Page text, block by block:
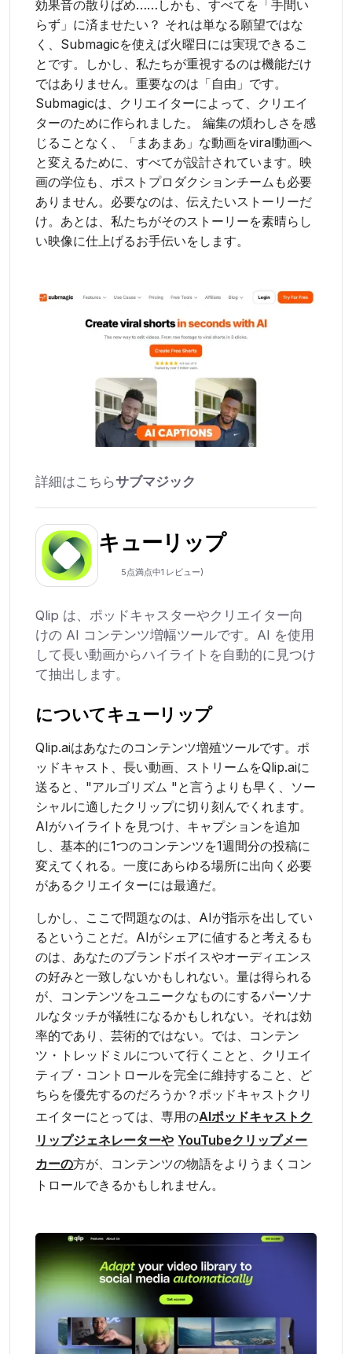
効果音の散りばめ……しかも、すべてを「手間い
らず」に済ませたい？ それは単なる願望ではな
く、Submagicを使えば火曜日には実現できるこ
とです。しかし、私たちが重視するのは機能だけ
ではありません。重要なのは「自由」です。
Submagicは、クリエイターによって、クリエイ
ターのために作られました。 編集の煩わしさを感
じることなく、「まあまあ」な動画をviral動画へ
と変えるために、すべてが設計されています。映
画の学位も、ポストプロダクションチームも必要
ありません。必要なのは、伝えたいストーリーだ
け。あとは、私たちがそのストーリーを素晴らし
い映像に仕上げるお手伝いをします。
詳細はこちらサブマジック
キューリップ
5点満点中1 レビュー)
Qlip は、ポッドキャスターやクリエイター向
けの AI コンテンツ増幅ツールです。AI を使用
して長い動画からハイライトを自動的に見つけ
て抽出します。
についてキューリップ
Qlip.aiはあなたのコンテンツ増殖ツールです。ポ
ッドキャスト、長い動画、ストリームをQlip.aiに
送ると、"アルゴリズム "と言うよりも早く、ソー
シャルに適したクリップに切り刻んでくれます。
AIがハイライトを見つけ、キャプションを追加
し、基本的に1つのコンテンツを1週間分の投稿に
変えてくれる。一度にあらゆる場所に出向く必要
があるクリエイターには最適だ。
しかし、ここで問題なのは、AIが指示を出してい
るということだ。AIがシェアに値すると考えるも
のは、あなたのブランドボイスやオーディエンス
の好みと一致しないかもしれない。量は得られる
が、コンテンツをユニークなものにするパーソナ
ルなタッチが犠牲になるかもしれない。それは効
率的であり、芸術的ではない。では、コンテン
ツ・トレッドミルについて行くことと、クリエイ
ティブ・コントロールを完全に維持すること、ど
ちらを優先するのだろうか？ポッドキャストクリ
エイターにとっては、専用のAIポッドキャストク
リップジェネレーターや YouTubeクリップメー
カーの方が、コンテンツの物語をよりうまくコン
トロールできるかもしれません。